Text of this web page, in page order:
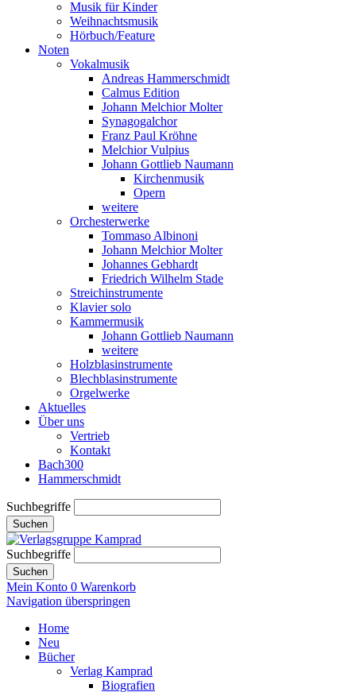
Musik für Kinder
Weihnachtsmusik
Hörbuch/Feature
Noten
Vokalmusik
Andreas Hammerschmidt
Calmus Edition
Johann Melchior Molter
Synagogalchor
Franz Paul Kröhne
Melchior Vulpius
Johann Gottlieb Naumann
Kirchenmusik
Opern
weitere
Orchesterwerke
Tommaso Albinoni
Johann Melchior Molter
Johannes Gebhardt
Friedrich Wilhelm Stade
Streichinstrumente
Klavier solo
Kammermusik
Johann Gottlieb Naumann
weitere
Holzblasinstrumente
Blechblasinstrumente
Orgelwerke
Aktuelles
Über uns
Vertrieb
Kontakt
Bach300
Hammerschmidt
Suchbegriffe
Suchen
Suchbegriffe
Suchen
Mein Konto 0 Warenkorb
Navigation überspringen
Home
Neu
Bücher
Verlag Kamprad
Biografien